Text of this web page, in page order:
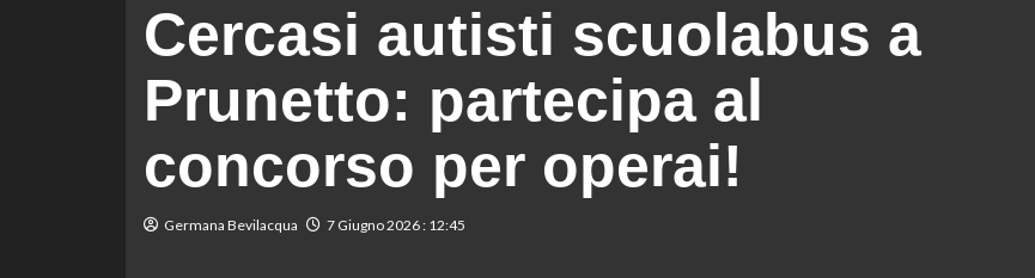
Cercasi autisti scuolabus a
Prunetto: partecipa al
concorso per operai!
Germana Bevilacqua 7 Giugno 2026 : 12:45